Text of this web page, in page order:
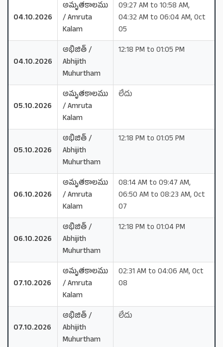
04.10.2026
అమృతకాలము
/ Amruta
Kalam
09:27 AM to 10:58 AM,
04:32 AM to 06:04 AM, Oct
05
04.10.2026
అభిజిత్ /
Abhijith
Muhurtham
12:18 PM to 01:05 PM
05.10.2026
అమృతకాలము
/ Amruta
Kalam
లేదు
05.10.2026
అభిజిత్ /
Abhijith
Muhurtham
12:18 PM to 01:05 PM
06.10.2026
అమృతకాలము
/ Amruta
Kalam
08:14 AM to 09:47 AM,
06:50 AM to 08:23 AM, Oct
07
06.10.2026
అభిజిత్ /
Abhijith
Muhurtham
12:18 PM to 01:04 PM
07.10.2026
అమృతకాలము
/ Amruta
Kalam
02:31 AM to 04:06 AM, Oct
08
07.10.2026
అభిజిత్ /
Abhijith
Muhurtham
లేదు